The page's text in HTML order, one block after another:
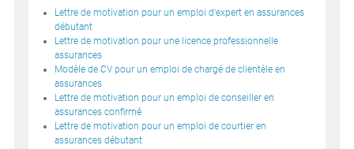
Lettre de motivation pour un emploi d'expert en assurances
débutant
Lettre de motivation pour une licence professionnelle
assurances
Modèle de CV pour un emploi de chargé de clientèle en
assurances
Lettre de motivation pour un emploi de conseiller en
assurances confirmé
Lettre de motivation pour un emploi de courtier en
assurances débutant